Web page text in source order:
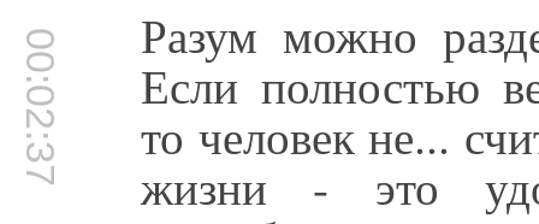
00:02:37 Разум можно
Если полностью
то человек не...
жизни - это